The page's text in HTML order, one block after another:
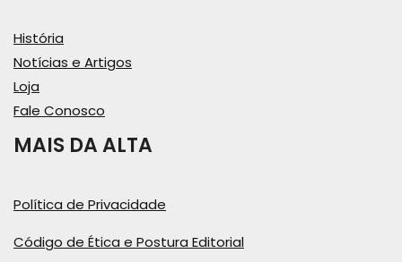
História
Notícias e Artigos
Loja
Fale Conosco
MAIS DA ALTA
Política de Privacidade
Código de Ética e Postura Editorial